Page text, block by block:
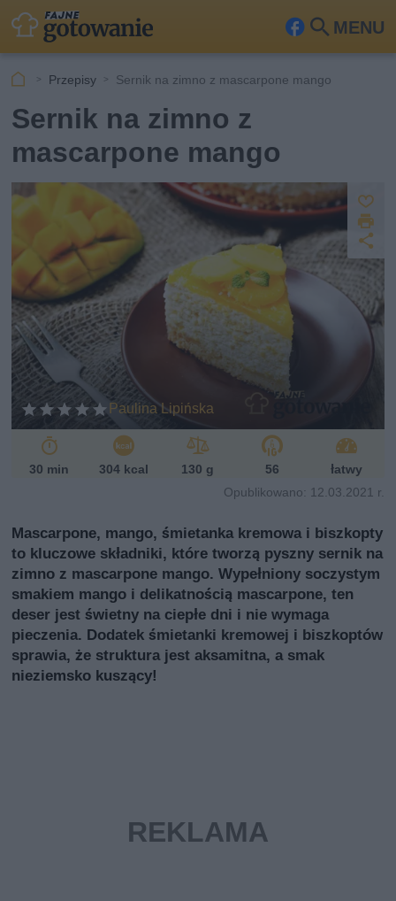
MENU
Fa
ook
Szu
Przepisy Sernik na zimno z mascarpone mango
Sernik na zimno z
mascarpone mango
Paulina Lipińska
i
z
u
u
d
st
30 min 304 kcal 130 g 56
łatwy
Opublikowano: 12.03.2021 r.
Mascarpone, mango, śmietanka kremowa i biszkopty
to kluczowe składniki, które tworzą pyszny sernik na
zimno z mascarpone mango. Wypełniony soczystym
smakiem mango i delikatnością mascarpone, ten
deser jest świetny na ciepłe dni i nie wymaga
pieczenia. Dodatek śmietanki kremowej i biszkoptów
sprawia, że struktura jest aksamitna, a smak
nieziemsko kuszący!